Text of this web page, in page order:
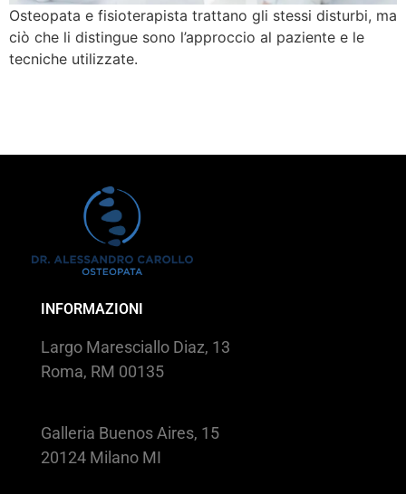
Osteopata e fisioterapista trattano gli stessi disturbi, ma
ciò che li distingue sono l’approccio al paziente e le
tecniche utilizzate.
INFORMAZIONI
Largo Maresciallo Diaz, 13
Roma, RM 00135
Galleria Buenos Aires, 15
20124 Milano MI